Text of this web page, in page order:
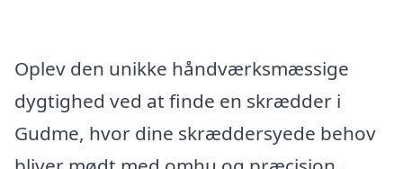
Oplev den unikke håndværksmæssige
dygtighed ved at finde en skrædder i
Gudme, hvor dine skræddersyede behov